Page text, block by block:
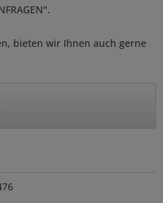
bieten wir Ihnen auch gerne